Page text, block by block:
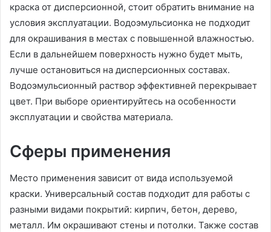
краска от дисперсионной, стоит обратить внимание на
условия эксплуатации. Водоэмульсионка не подходит
для окрашивания в местах с повышенной влажностью.
Если в дальнейшем поверхность нужно будет мыть,
лучше остановиться на дисперсионных составах.
Водоэмульсионный раствор эффективней перекрывает
цвет. При выборе ориентируйтесь на особенности
эксплуатации и свойства материала.
Сферы применения
Место применения зависит от вида используемой
краски. Универсальный состав подходит для работы с
разными видами покрытий: кирпич, бетон, дерево,
металл. Им окрашивают стены и потолки. Также состав